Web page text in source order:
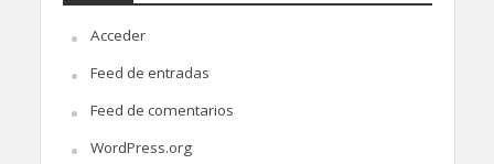
Acceder
Feed de entradas
Feed de comentarios
WordPress.org